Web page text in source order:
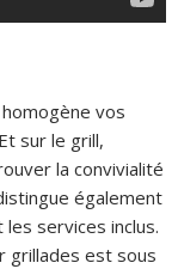
vos
sur le grill,
la convivialité
également
services inclus.
grillades est sous